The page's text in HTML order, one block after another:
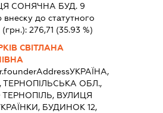
СОНЯЧНА БУД. 9
внеску до статутного
(грн.):276,71 (35.93 %)
СВІТЛАНА
УКРАЇНА,
ТЕРНОПІЛЬСЬКА ОБЛ.,
ТЕРНОПІЛЬ, ВУЛИЦЯ
БУДИНОК 12,